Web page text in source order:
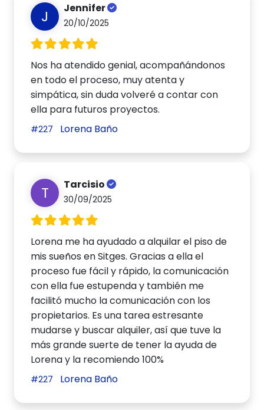
J Jennifer
20/10/2025
Nos ha atendido genial, acompañándonos
en todo el proceso, muy atenta y
simpática, sin duda volveré a contar con
ella para futuros proyectos.
#227 Lorena Baño
T Tarcisio
30/09/2025
Lorena me ha ayudado a alquilar el piso de
mis sueños en Sitges. Gracias a ella el
proceso fue fácil y rápido, la comunicación
con ella fue estupenda y también me
facilitó mucho la comunicación con los
propietarios. Es una tarea estresante
mudarse y buscar alquiler, así que tuve la
más grande suerte de tener la ayuda de
Lorena y la recomiendo 100%
#227 Lorena Baño